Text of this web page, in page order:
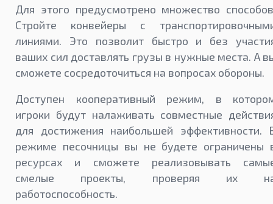
Для этого предусмотрено множество
Стройте конвейеры с
линиями. Это позволит быстро и без
ваших сил доставлять грузы в нужные места. А
сможете сосредоточиться на вопросах обороны.
Доступен кооперативный режим, в
игроки будут налаживать совместные
для достижения наибольшей эффективности.
режиме песочницы вы не будете ограничены
ресурсах и сможете реализовывать
смелые проекты, проверяя их
работоспособность.